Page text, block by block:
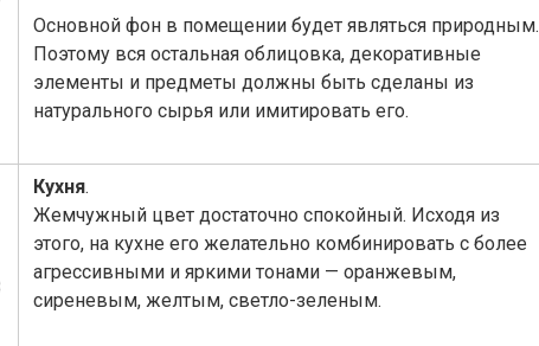
Основной фон в помещении будет являться природным.
Поэтому вся остальная облицовка, декоративные
элементы и предметы должны быть сделаны из
натурального сырья или имитировать его.
Кухня.
Жемчужный цвет достаточно спокойный. Исходя из
этого, на кухне его желательно комбинировать с более
агрессивными и яркими тонами — оранжевым,
сиреневым, желтым, светло-зеленым.